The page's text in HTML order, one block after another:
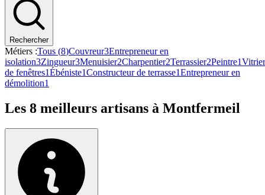
Rechercher
Métiers :Tous (8)Couvreur3Entrepreneur en
isolation3Zingueur3Menuisier2Charpentier2Terrassier2Peintre1Vitrier
de fenêtres1Ébéniste1Constructeur de terrasse1Entrepreneur en
démolition1
Les 8 meilleurs artisans à Montfermeil